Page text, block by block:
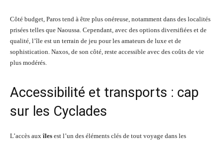
Côté budget, Paros tend à être plus onéreuse, notamment dans des localités
prisées telles que Naoussa. Cependant, avec des options diversifiées et de
qualité, l’île est un terrain de jeu pour les amateurs de luxe et de
sophistication. Naxos, de son côté, reste accessible avec des coûts de vie
plus modérés.
Accessibilité et transports : cap
sur les Cyclades
L’accès aux îles est l’un des éléments clés de tout voyage dans les